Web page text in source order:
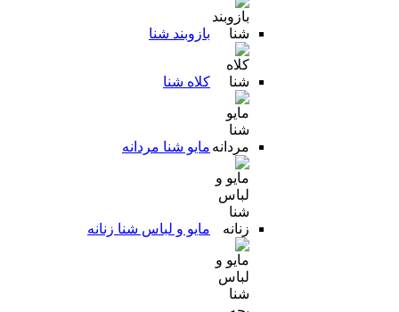
بازوبند شنا
کلاه شنا
مایو شنا مردانه
مایو و لباس شنا زنانه